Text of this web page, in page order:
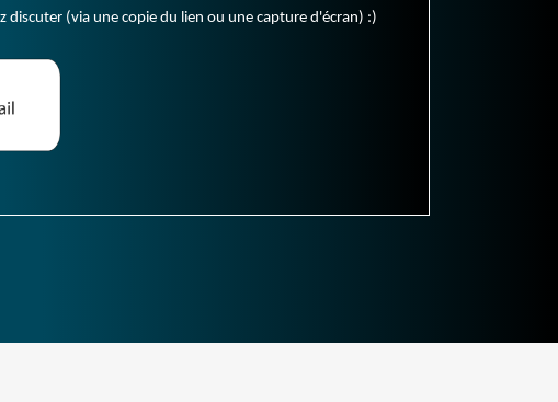
(via une copie du lien ou une capture d'écran) :)